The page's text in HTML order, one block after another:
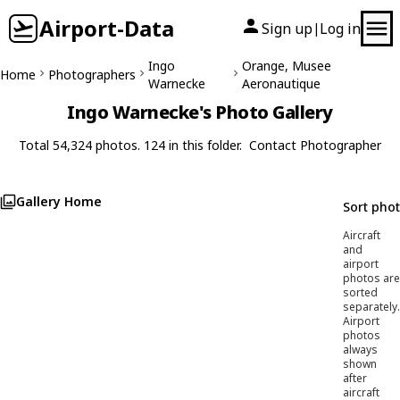
Airport-Data Sign up| Log in
Home Photographers
Ingo
Warnecke
Orange, Musee
Aeronautique
Ingo Warnecke's Photo Gallery
Total 54,324 photos. 124 in this folder. Contact Photographer
Gallery Home Sort
Aircraft
and
airport
photos are
sorted
separately.
Airport
photos
always
shown
after
aircraft